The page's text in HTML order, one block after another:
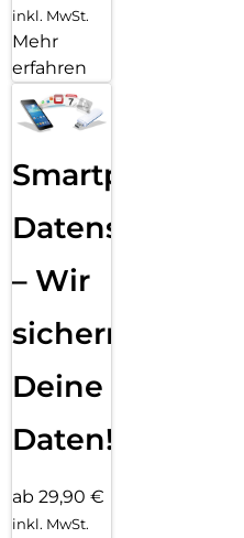
inkl. MwSt.
Mehr
erfahren
Smartphone
Datensicherung
– Wir
sichern
Deine
Daten!
ab 29,90 €
inkl. MwSt.